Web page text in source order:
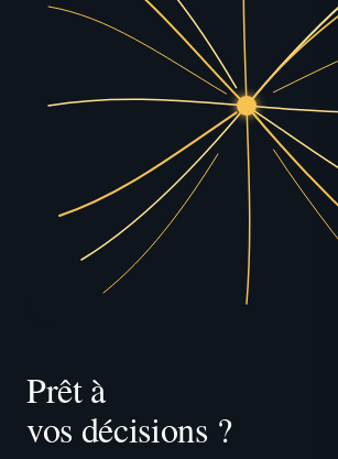
Prêt à
gouverner
vos décisions ?